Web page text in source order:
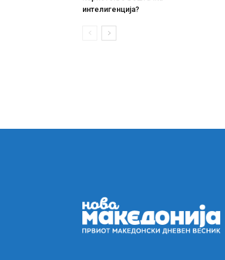
интелигенциjа?